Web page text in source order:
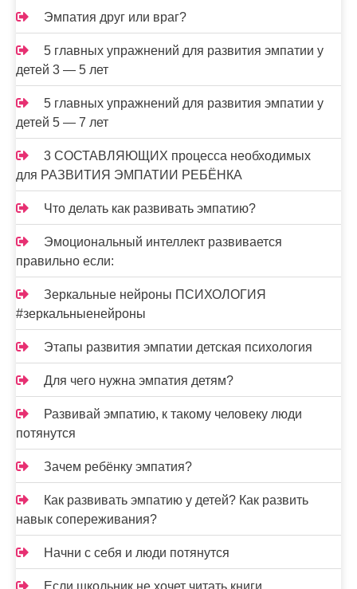
Эмпатия друг или враг?
5 главных упражнений для развития эмпатии у
детей 3 — 5 лет
5 главных упражнений для развития эмпатии у
детей 5 — 7 лет
3 СОСТАВЛЯЮЩИХ процесса необходимых
для РАЗВИТИЯ ЭМПАТИИ РЕБЁНКА
Что делать как развивать эмпатию?
Эмоциональный интеллект развивается
правильно если:
Зеркальные нейроны ПСИХОЛОГИЯ
#зеркальныенейроны
Этапы развития эмпатии детская психология
Для чего нужна эмпатия детям?
Развивай эмпатию, к такому человеку люди
потянутся
Зачем ребёнку эмпатия?
Как развивать эмпатию у детей? Как развить
навык сопереживания?
Начни с себя и люди потянутся
Если школьник не хочет читать книги